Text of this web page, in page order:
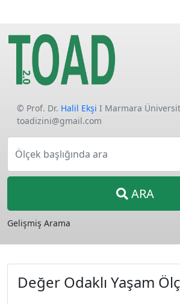
© Prof. Dr. Halil Ekşi I Marmara
toadizini@gmail.com
Ölçek başlığında ara
ARA
Gelişmiş Arama
Değer Odaklı Yaşam